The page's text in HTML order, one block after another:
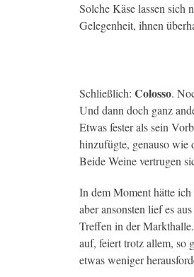
Solche Käse lassen sich
Gelegenheit, ihnen
Schließlich: Colosso.
Und dann doch ganz
Etwas fester als sein
hinzufügte, genauso wie
Beide Weine vertrugen
In dem Moment hätte
aber ansonsten lief es
Treffen in der
auf, feiert trotz allem, so
etwas weniger